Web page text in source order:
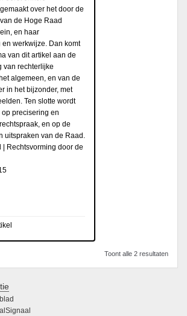
over het door de
de Hoge Raad
en haar
werkwijze. Dan komt
van dit artikel aan de
van rechterlijke
algemeen, en van de
in het bijzonder, met
Ten slotte wordt
precisering en
en op de
uitspraken van de Raad.
| Rechtsvorming door de
Toont alle 2 resultaten